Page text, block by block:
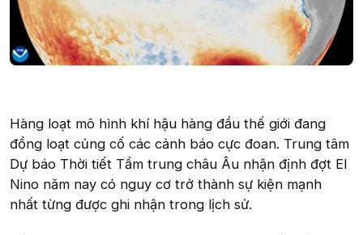
Hàng loạt mô hình khí hậu hàng đầu thế giới đang
đồng loạt củng cố các cảnh báo cực đoan. Trung tâm
Dự báo Thời tiết Tầm trung châu Âu nhận định đợt El
Nino năm nay có nguy cơ trở thành sự kiện mạnh
nhất từng được ghi nhận trong lịch sử.